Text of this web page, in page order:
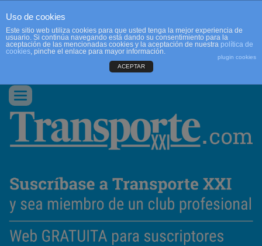
CONTACTO
Conmutar
navegación
Uso de cookies
Este sitio web utiliza cookies para que usted tenga la mejor experiencia de
usuario. Si continúa navegando está dando su consentimiento para la
aceptación de las mencionadas cookies y la aceptación de nuestra política de
cookies, pinche el enlace para mayor información.
plugin cookies
ACEPTAR